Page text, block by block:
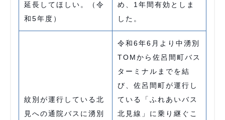
延長してほしい。（令
和5年度）
め、1年間有効としま
した。
紋別が運行している北
見への通院バスに湧別
令和6年6月より中湧別
TOMから佐呂間町バス
ターミナルまでを結
び、佐呂間町が運行し
ている「ふれあいバス
北見線」に乗り継ぐこ